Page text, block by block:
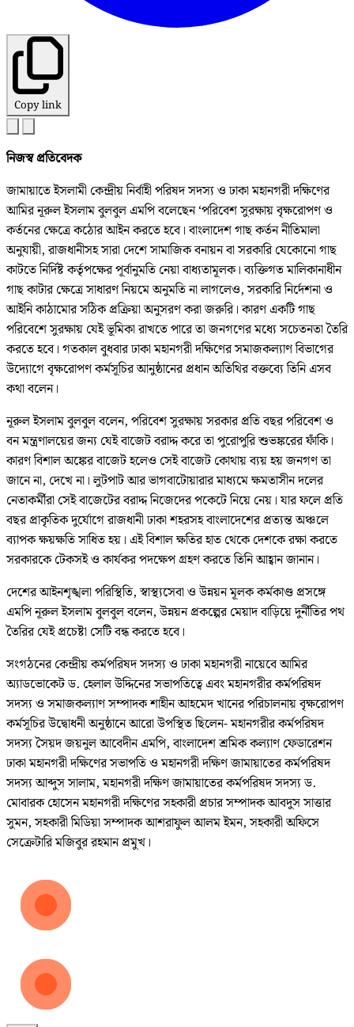
Copy link
নিজস্ব প্রতিবেদক
জামায়াতে ইসলামী কেন্দ্রীয় নির্বাহী পরিষদ সদস্য ও ঢাকা মহানগরী দক্ষিণের
আমির নূরুল ইসলাম বুলবুল এমপি বলেছেন ‘পরিবেশ সুরক্ষায় বৃক্ষরোপণ ও
কর্তনের ক্ষেত্রে কঠোর আইন করতে হবে। বাংলাদেশ গাছ কর্তন নীতিমালা
অনুযায়ী, রাজধানীসহ সারা দেশে সামাজিক বনায়ন বা সরকারি যেকোনো গাছ
কাটতে নির্দিষ্ট কর্তৃপক্ষের পূর্বানুমতি নেয়া বাধ্যতামূলক। ব্যক্তিগত মালিকানাধীন
গাছ কাটার ক্ষেত্রে সাধারণ নিয়মে অনুমতি না লাগলেও, সরকারি নির্দেশনা ও
আইনি কাঠামোর সঠিক প্রক্রিয়া অনুসরণ করা জরুরি। কারণ একটি গাছ
পরিবেশে সুরক্ষায় যেই ভূমিকা রাখতে পারে তা জনগণের মধ্যে সচেতনতা তৈরি
করতে হবে। গতকাল বুধবার ঢাকা মহানগরী দক্ষিণের সমাজকল্যাণ বিভাগের
উদ্যোগে বৃক্ষরোপণ কর্মসূচির আনুষ্ঠানের প্রধান অতিথির বক্তব্যে তিনি এসব
কথা বলেন।
নূরুল ইসলাম বুলবুল বলেন, পরিবেশ সুরক্ষায় সরকার প্রতি বছর পরিবেশ ও
বন মন্ত্রণালয়ের জন্য যেই বাজেট বরাদ্দ করে তা পুরোপুরি শুভঙ্করের ফাঁকি।
কারণ বিশাল অঙ্কের বাজেট হলেও সেই বাজেট কোথায় ব্যয় হয় জনগণ তা
জানে না, দেখে না। লুটপাট আর ভাগবাটোয়ারার মাধ্যমে ক্ষমতাসীন দলের
নেতাকর্মীরা সেই বাজেটের বরাদ্দ নিজেদের পকেটে নিয়ে নেয়। যার ফলে প্রতি
বছর প্রাকৃতিক দুর্যোগে রাজধানী ঢাকা শহরসহ বাংলাদেশের প্রত্যন্ত অঞ্চলে
ব্যাপক ক্ষয়ক্ষতি সাধিত হয়। এই বিশাল ক্ষতির হাত থেকে দেশকে রক্ষা করতে
সরকারকে টেকসই ও কার্যকর পদক্ষেপ গ্রহণ করতে তিনি আহ্বান জানান।
দেশের আইনশৃঙ্খলা পরিস্থিতি, স্বাস্থ্যসেবা ও উন্নয়ন মূলক কর্মকাণ্ড প্রসঙ্গে
এমপি নূরুল ইসলাম বুলবুল বলেন, উন্নয়ন প্রকল্পের মেয়াদ বাড়িয়ে দুর্নীতির পথ
তৈরির যেই প্রচেষ্টা সেটি বন্ধ করতে হবে।
সংগঠনের কেন্দ্রীয় কর্মপরিষদ সদস্য ও ঢাকা মহানগরী নায়েবে আমির
অ্যাডভোকেট ড. হেলাল উদ্দিনের সভাপতিত্বে এবং মহানগরীর কর্মপরিষদ
সদস্য ও সমাজকল্যাণ সম্পাদক শাহীন আহমেদ খানের পরিচালনায় বৃক্ষরোপণ
কর্মসূচির উদ্বোধনী অনুষ্ঠানে আরো উপস্থিত ছিলেন- মহানগরীর কর্মপরিষদ
সদস্য সৈয়দ জয়নুল আবেদীন এমপি, বাংলাদেশ শ্রমিক কল্যাণ ফেডারেশন
ঢাকা মহানগরী দক্ষিণের সভাপতি ও মহানগরী দক্ষিণ জামায়াতের কর্মপরিষদ
সদস্য আব্দুস সালাম, মহানগরী দক্ষিণ জামায়াতের কর্মপরিষদ সদস্য ড.
মোবারক হোসেন মহানগরী দক্ষিণের সহকারী প্রচার সম্পাদক আবদুস সাত্তার
সুমন, সহকারী মিডিয়া সম্পাদক আশরাফুল আলম ইমন, সহকারী অফিসে
সেক্রেটারি মজিবুর রহমান প্রমুখ।